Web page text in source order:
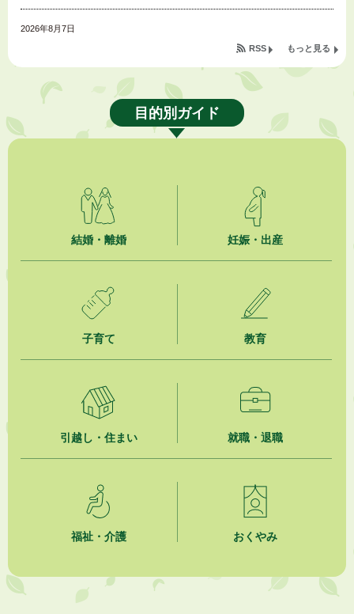
2026年8月7日
2026年8月6日
令和８年度公民館等（大東北公民館、大須賀中央公民館）講座のお知らせ
就職・転職相談会のご案内
2026年8月6日
ジュビロ磐田（情報提供・お知らせ）
【日本DX大賞2026】ポスターセッション最優秀賞を受賞しました！
市民の勇気ある応急手当に感謝状を贈呈しました
夏季休暇期間 開業医等診療予定
もっと見る
RSS
目的別ガイド
結婚・離婚 妊娠・出産
子育て 教育
引越し・住まい 就職・退職
福祉・介護 おくやみ